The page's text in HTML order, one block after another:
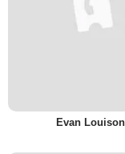
Evan Louison